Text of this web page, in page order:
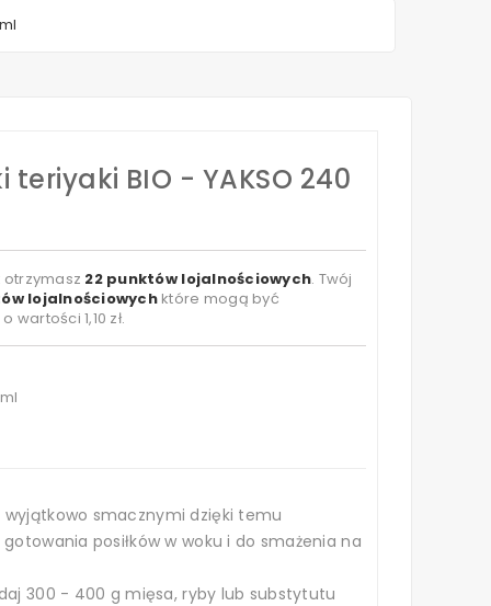
teriyaki BIO - YAKSO 240
22punktów lojalnościowych. Twój
lojalnościowychktóre mogą być
o wartości1,10 zł.
wyjątkowo smacznymi dzięki temu
posiłków w woku i do smażenia na
300 - 400 g mięsa, ryby lub substytutu